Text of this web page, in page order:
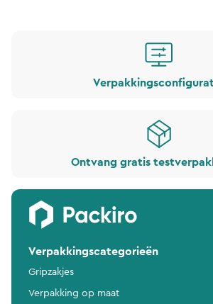
Ontvang gratis
Verpakkingscategorieën
Gripzakjes
Verpakking op maat